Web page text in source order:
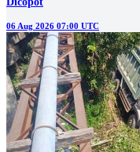
06 Aug 2026 07:00 UTC